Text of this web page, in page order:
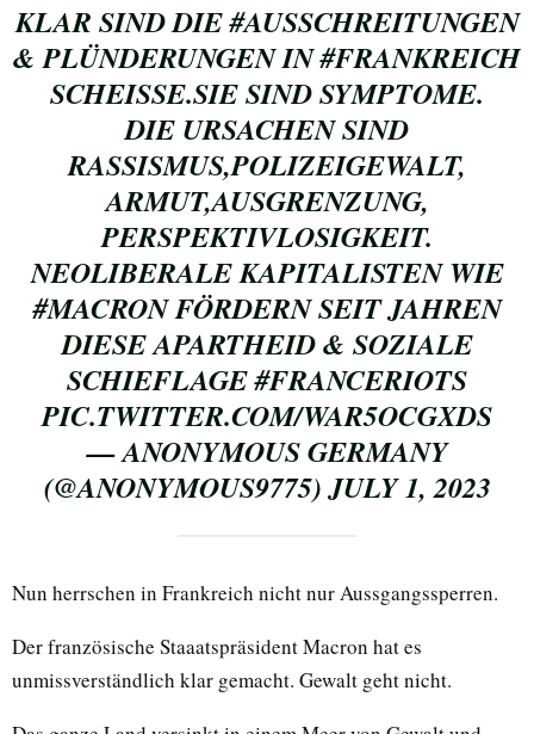
KLAR SIND DIE#AUSSCHREITUNGEN
& PLÜNDERUNGEN IN#FRANKREICH
SCHEISSE.SIE SIND SYMPTOME.
DIE URSACHEN SIND
RASSISMUS,POLIZEIGEWALT,
ARMUT,AUSGRENZUNG,
PERSPEKTIVLOSIGKEIT.
NEOLIBERALE KAPITALISTEN WIE
#MACRONFÖRDERN SEIT JAHREN
DIESE APARTHEID & SOZIALE
SCHIEFLAGE#FRANCERIOTS
PIC.TWITTER.COM/WAR5OCGXDS
— ANONYMOUS GERMANY
(@ANONYMOUS9775)JULY 1, 2023
Nun herrschen in Frankreich nicht nur Aussgangssperren.
Der französische Staaatspräsident Macron hat es
unmissverständlich klar gemacht. Gewalt geht nicht.